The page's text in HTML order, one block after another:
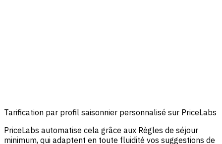
Tarification par profil saisonnier personnalisé sur PriceLabs
PriceLabs automatise cela grâce aux Règles de séjour
minimum, qui adaptent en toute fluidité vos suggestions de